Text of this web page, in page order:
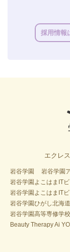
採用情報
エクレ
岩谷学園
岩谷学園
岩谷学園よこはまIT
岩谷学園よこはまIT
岩谷学園ひがし北海
岩谷学園高等専修学校
Beauty Therapy Ai